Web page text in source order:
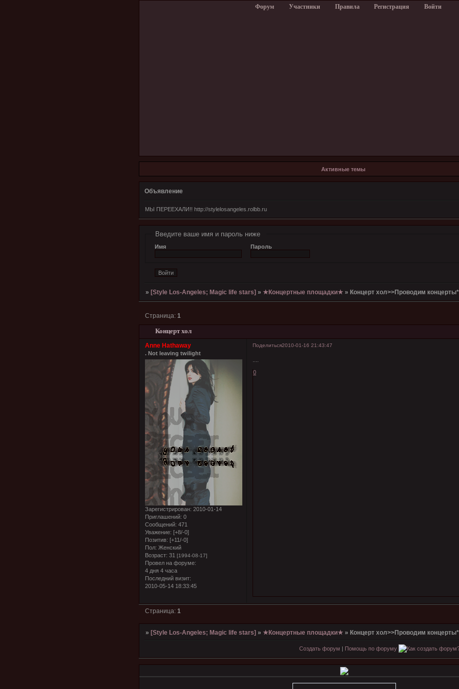
Форум Участники Правила Регистрация Войти
Активные темы
Объявление
МЫ ПЕРЕЕХАЛИ!! http://stylelosangeles.rolbb.ru
Введите ваше имя и пароль ниже
Имя Пароль
»[Style Los-Angeles; Magic life stars] »★Концертные площадки★ »Концерт хол>>Проводим концерты*
Концерт хол
Страница:1
Поделиться2010-01-16 21:43:47
Anne Hathaway
. Not leaving twilight
Зарегистрирован: 2010-01-14
Приглашений: 0
Сообщений: 471
Уважение: [+8/-0]
Позитив: [+11/-0]
Пол: Женский
Возраст: 31 [1994-08-17]
Провел на форуме:
4 дня 4 часа
Последний визит:
2010-05-14 18:33:45
0
Страница:1
»[Style Los-Angeles; Magic life stars] »★Концертные площадки★ »Концерт хол>>Проводим концерты*
Создать форум Помощь по форуму